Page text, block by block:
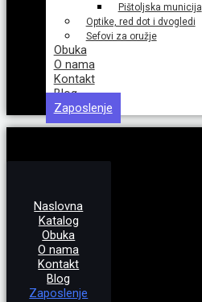
Pištoljska municija
Optike, red dot i dvogledi
Sefovi za oružje
Obuka
O nama
Kontakt
Blog
Zaposlenje
Naslovna
Katalog
Obuka
O nama
Kontakt
Blog
Zaposlenje